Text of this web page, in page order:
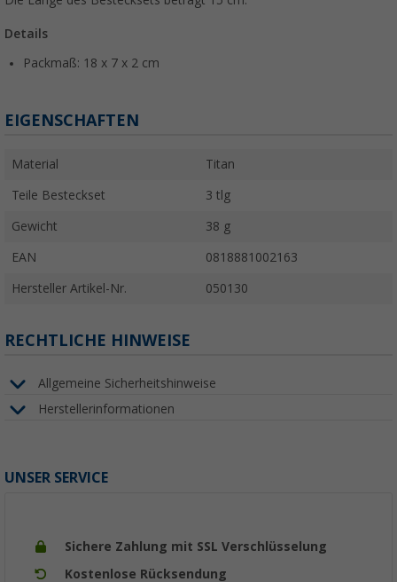
Details
Packmaß: 18 x 7 x 2 cm
EIGENSCHAFTEN
Material Titan
Teile Besteckset 3 tlg
Gewicht 38 g
EAN 0818881002163
Hersteller Artikel-Nr. 050130
RECHTLICHE HINWEISE
Allgemeine Sicherheitshinweise
Herstellerinformationen
UNSER SERVICE
Sichere Zahlung mit SSL Verschlüsselung
Kostenlose Rücksendung